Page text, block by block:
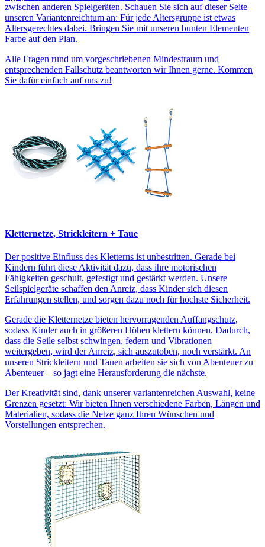
zwischen anderen Spielgeräten. Schauen Sie sich auf dieser Seite
unseren Variantenreichtum an: Für jede Altersgruppe ist etwas
Altersgerechtes dabei. Bringen Sie mit unseren bunten Elementen
Farbe auf den Plan.
Alle Fragen rund um vorgeschriebenen Mindestraum und
entsprechenden Fallschutz beantworten wir Ihnen gerne. Kommen
Sie dafür einfach auf uns zu!
Kletternetze, Strickleitern + Taue
Der positive Einfluss des Kletterns ist unbestritten. Gerade bei
Kindern führt diese Aktivität dazu, dass ihre motorischen
Fähigkeiten geschult, gefestigt und gestärkt werden. Unsere
Seilspielgeräte schaffen den Anreiz, dass Kinder sich diesen
Erfahrungen stellen, und sorgen dazu noch für höchste Sicherheit.
Gerade die Kletternetze bieten hervorragenden Auffangschutz,
sodass Kinder auch in größeren Höhen klettern können. Dadurch,
dass die Seile selbst schwingen, federn und Vibrationen
weitergeben, wird der Anreiz, sich auszutoben, noch verstärkt. An
unseren Strickleitern und Tauen arbeiten sie sich von Abenteuer zu
Abenteuer – so jagt eine Herausforderung die nächste.
Der Kreativität sind, dank unserer variantenreichen Auswahl, keine
Grenzen gesetzt: Wir bieten Ihnen verschiedene Farben, Längen und
Materialien, sodass die Netze ganz Ihren Wünschen und
Vorstellungen entsprechen.